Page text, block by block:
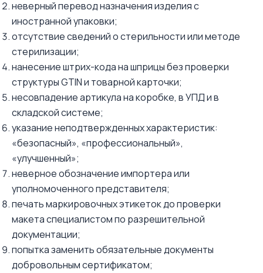
неверный перевод назначения изделия с
иностранной упаковки;
отсутствие сведений о стерильности или методе
стерилизации;
нанесение штрих-кода на шприцы без проверки
структуры GTIN и товарной карточки;
несовпадение артикула на коробке, в УПД и в
складской системе;
указание неподтвержденных характеристик:
«безопасный», «профессиональный»,
«улучшенный»;
неверное обозначение импортера или
уполномоченного представителя;
печать маркировочных этикеток до проверки
макета специалистом по разрешительной
документации;
попытка заменить обязательные документы
добровольным сертификатом;